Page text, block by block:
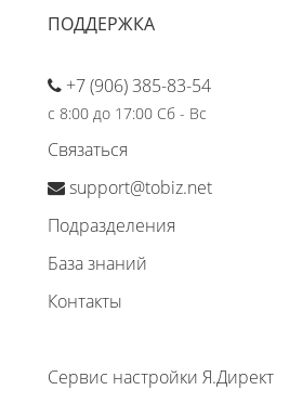
ПОДДЕРЖКА
+7 (906) 385-83-54
с 8:00 до 17:00 Сб - Вс
Связаться
support@tobiz.net
Подразделения
База знаний
Контакты
Сервис настройки Я.Директ